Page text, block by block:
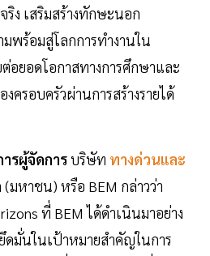
ง เสริมสร้างทักษะนอก
มพร้อมสู่โลกการทำงานใน
อยอดโอกาสทางการศึกษาและ
งครอบครัวผ่านการสร้างรายได้
รผู้จัดการบริษัท ทางด่วนและ
(มหาชน) หรือ BEM กล่าวว่า
ที่ BEM ได้ดำเนินมาอย่าง
ดมั่นในเป้าหมายสำคัญในการ